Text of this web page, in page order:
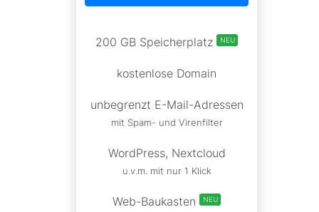
200 GB Speicherplatz NEU
kostenlose Domain
unbegrenzt E-Mail-Adressen
mit Spam- und Virenfilter
WordPress, Nextcloud
u.v.m. mit nur 1 Klick
Web-Baukasten NEU